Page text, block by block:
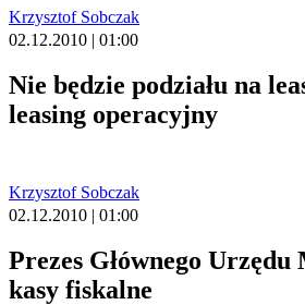
Krzysztof Sobczak
02.12.2010 | 01:00
Nie będzie podziału na
leasing operacyjny
Krzysztof Sobczak
02.12.2010 | 01:00
Prezes Głównego
kasy fiskalne